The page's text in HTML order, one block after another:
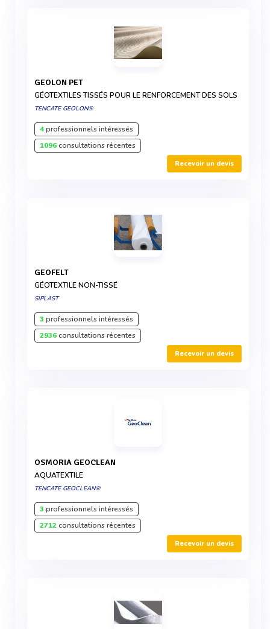
GEOLON PET
GÉOTEXTILES TISSÉS POUR LE RENFORCEMENT DES SOLS
TENCATE GEOLON®
4professionnels intéressés
1096consultations récentes
Recevoir un devis
GEOFELT
GÉOTEXTILE NON-TISSÉ
SIPLAST
3 professionnels intéressés
2936consultations récentes
Recevoir un devis
OSMORIA GEOCLEAN
AQUATEXTILE
TENCATE GEOCLEAN®
3 professionnels intéressés
2712consultations récentes
Recevoir un devis